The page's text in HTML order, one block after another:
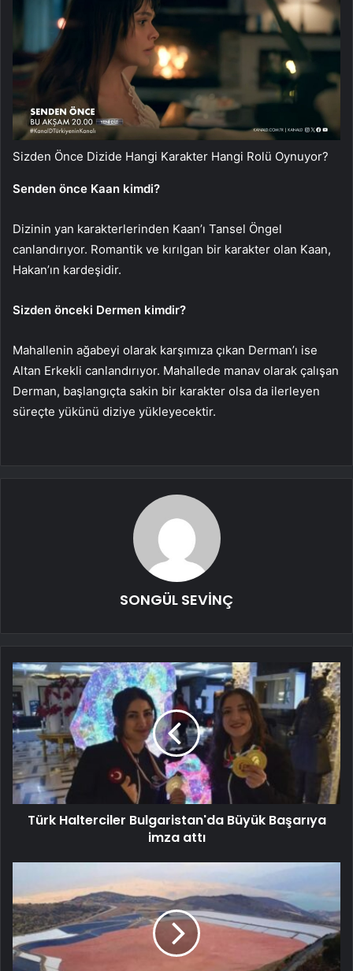
Sizden Önce Dizide Hangi Karakter Hangi Rolü Oynuyor?
Senden önce Kaan kimdi?
Dizinin yan karakterlerinden Kaan’ı Tansel Öngel
canlandırıyor. Romantik ve kırılgan bir karakter olan Kaan,
Hakan’ın kardeşidir.
Sizden önceki Dermen kimdir?
Mahallenin ağabeyi olarak karşımıza çıkan Derman’ı ise
Altan Erkekli canlandırıyor. Mahallede manav olarak çalışan
Derman, başlangıçta sakin bir karakter olsa da ilerleyen
süreçte yükünü diziye yükleyecektir.
SONGÜL SEVİNÇ
Türk Halterciler Bulgaristan'da Büyük Başarıya
imza attı